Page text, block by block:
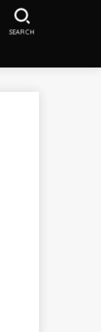
SEARCH